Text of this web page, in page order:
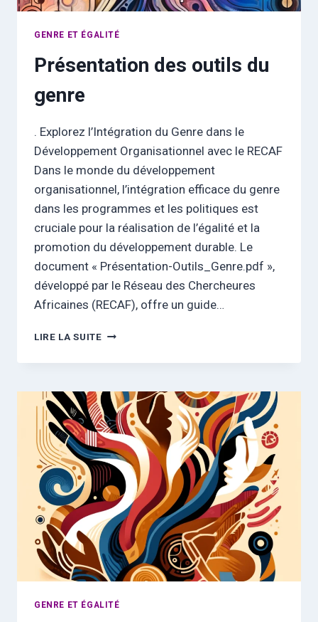
GENRE ET ÉGALITÉ
Présentation des outils du
genre
. Explorez l’Intégration du Genre dans le
Développement Organisationnel avec le RECAF
Dans le monde du développement
organisationnel, l’intégration efficace du genre
dans les programmes et les politiques est
cruciale pour la réalisation de l’égalité et la
promotion du développement durable. Le
document « Présentation-Outils_Genre.pdf »,
développé par le Réseau des Chercheures
Africaines (RECAF), offre un guide…
LIRE LA SUITEPRÉSENTATION
OUTILS
GENRE
GENRE ET ÉGALITÉ